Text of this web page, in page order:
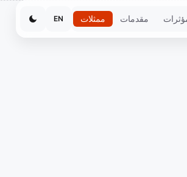
مقدمات ممثلات EN